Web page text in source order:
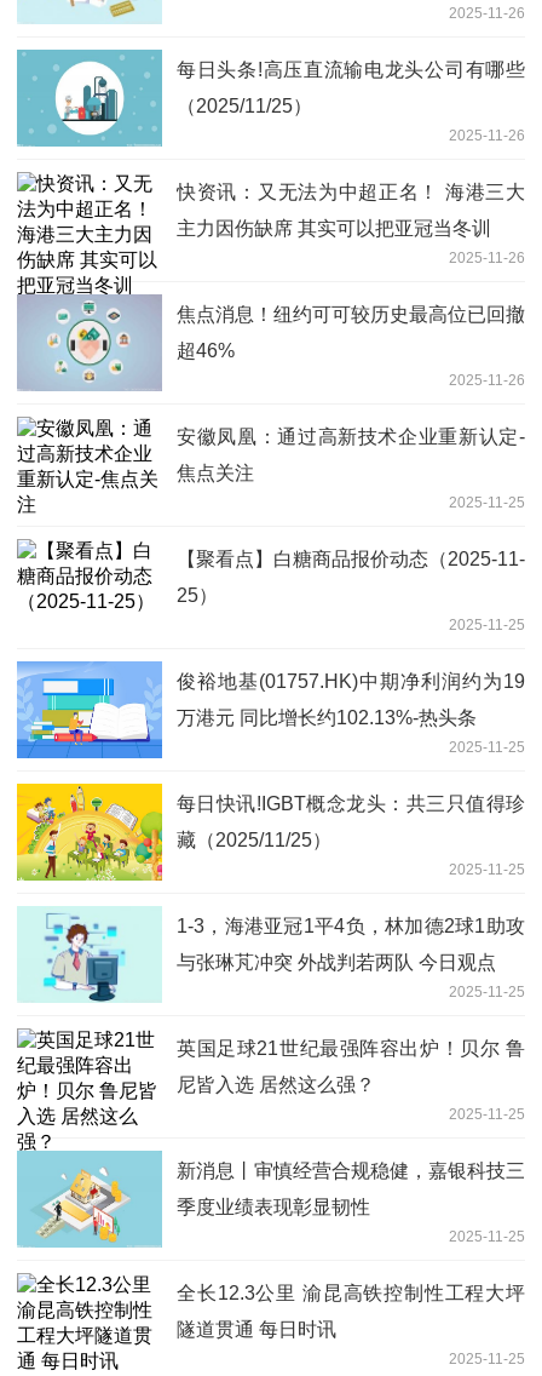
2025-11-26
每日头条!高压直流输电龙头公司有哪些
（2025/11/25）
2025-11-26
快资讯：又无法为中超正名！ 海港三大
主力因伤缺席 其实可以把亚冠当冬训
2025-11-26
焦点消息！纽约可可较历史最高位已回撤
超46%
2025-11-26
安徽凤凰：通过高新技术企业重新认定-
焦点关注
2025-11-25
【聚看点】白糖商品报价动态（2025-11-
25）
2025-11-25
俊裕地基(01757.HK)中期净利润约为19
万港元 同比增长约102.13%-热头条
2025-11-25
每日快讯!IGBT概念龙头：共三只值得珍
藏（2025/11/25）
2025-11-25
1-3，海港亚冠1平4负，林加德2球1助攻
与张琳芃冲突 外战判若两队 今日观点
2025-11-25
英国足球21世纪最强阵容出炉！贝尔 鲁
尼皆入选 居然这么强？
2025-11-25
新消息丨审慎经营合规稳健，嘉银科技三
季度业绩表现彰显韧性
2025-11-25
全长12.3公里 渝昆高铁控制性工程大坪
隧道贯通 每日时讯
2025-11-25